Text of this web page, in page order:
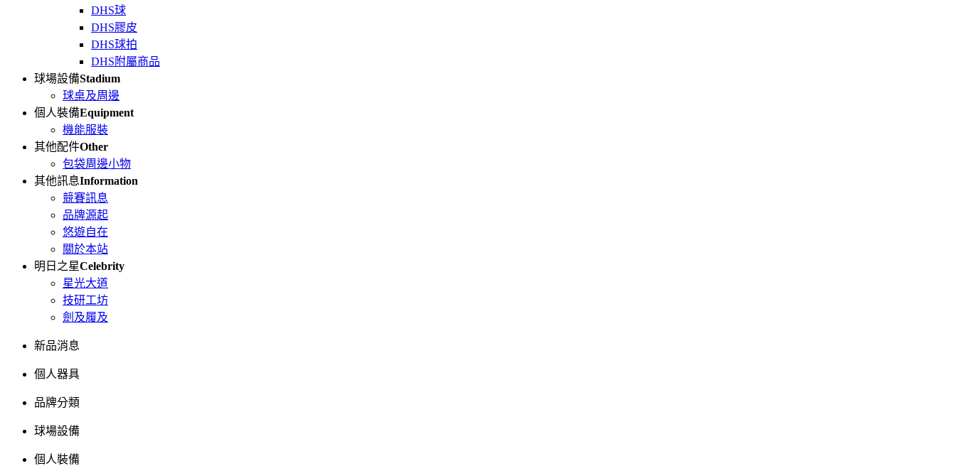
DHS球
DHS膠皮
DHS球拍
DHS附屬商品
球場設備Stadium
球桌及周邊
個人裝備Equipment
機能服裝
其他配件Other
包袋周邊小物
其他訊息Information
競賽訊息
品牌源起
悠遊自在
關於本站
明日之星Celebrity
星光大道
技研工坊
劍及履及
新品消息
個人器具
品牌分類
球場設備
個人裝備